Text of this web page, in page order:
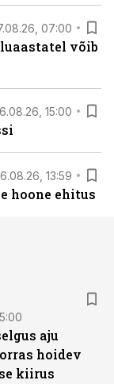
07:00
võib
15:00
13:59
hoone ehitus
aju
hoidev
kiirus